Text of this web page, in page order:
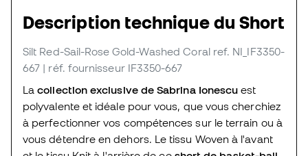
Description technique du Short
Silt Red-Sail-Rose Gold-Washed Coral ref. NI_IF3350-
667 | réf. fournisseur IF3350-667
Lacollection exclusive de Sabrina Ionescuest
polyvalente et idéale pour vous, que vous cherchiez
à perfectionner vos compétences sur le terrain ou à
vous détendre en dehors. Le tissu Woven à l'avant